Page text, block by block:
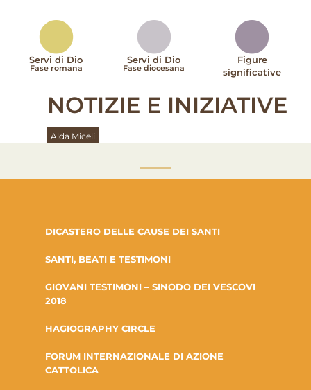
Servi di Dio
Fase romana
Servi di Dio
Fase diocesana
Figure
significative
NOTIZIE E INIZIATIVE
Alda Miceli
DICASTERO DELLE CAUSE DEI SANTI
SANTI, BEATI E TESTIMONI
GIOVANI TESTIMONI – SINODO DEI VESCOVI
2018
HAGIOGRAPHY CIRCLE
FORUM INTERNAZIONALE DI AZIONE
CATTOLICA